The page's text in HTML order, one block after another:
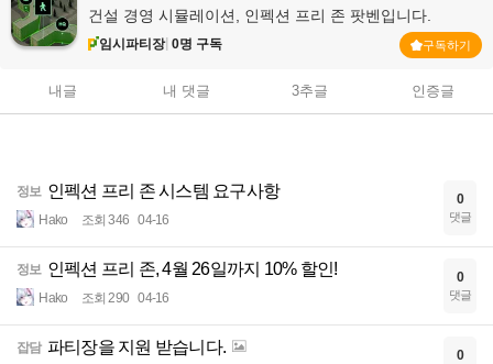
임시파티장 0명 구독
건설 경영 시뮬레이션, 인펙션 프리 존 팟벤입니다.
구독하기
내글 내 댓글 3추글 인증글
정보 인펙션 프리 존 시스템 요구사항
Hako 조회 346 04-16
0
댓글
정보 인펙션 프리 존, 4월 26일까지 10% 할인!
Hako 조회 290 04-16
0
댓글
잡담 파티장을 지원 받습니다. 0